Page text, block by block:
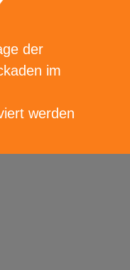
der
im
werden